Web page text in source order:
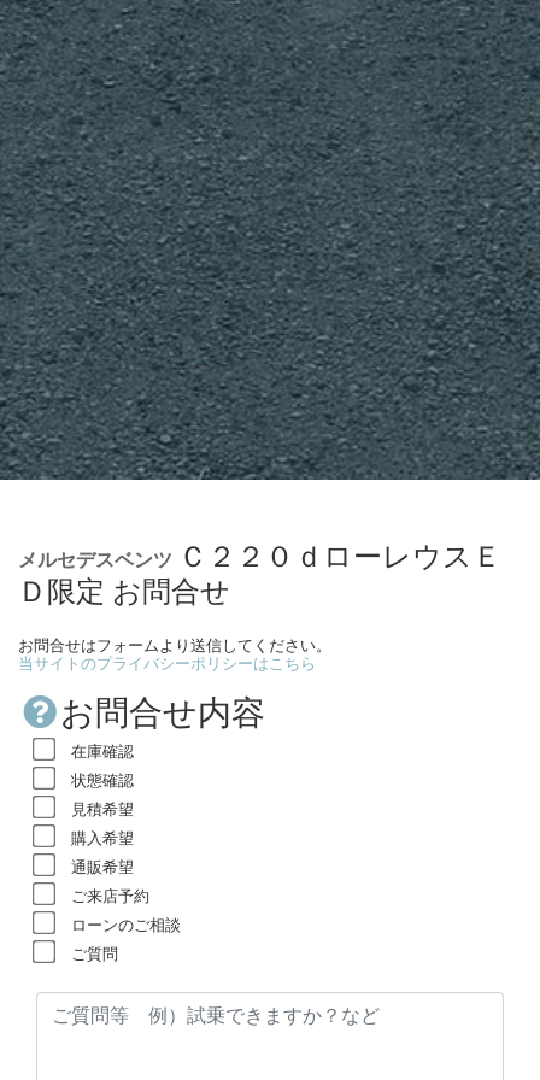
メルセデスベンツ Ｃ２２０ｄローレウスＥ
Ｄ限定 お問合せ
お問合せはフォームより送信してください。
当サイトのプライバシーポリシーはこちら
お問合せ内容
在庫確認
状態確認
見積希望
購入希望
通販希望
ご来店予約
ローンのご相談
ご質問